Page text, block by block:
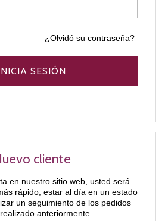
cliente
en nuestro sitio web, usted será
rápido, estar al día en un estado
un seguimiento de los pedidos
anteriormente.
¿Olvidó su contraseña?